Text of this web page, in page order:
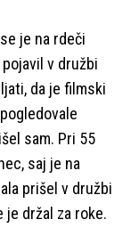
se je na rdeči
v družbi
da je filmski
sam. Pri 55
saj je na
prišel v družbi
je držal za roke.